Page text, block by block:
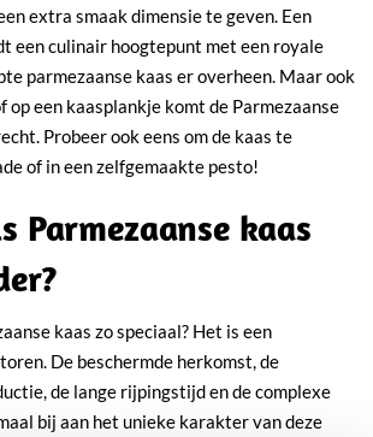
extra smaak dimensie te geven. Een
een culinair hoogtepunt met een royale
parmezaanse kaas er overheen. Maar ook
op een kaasplankje komt de Parmezaanse
Probeer ook eens om de kaas te
of in een zelfgemaakte pesto!
Parmezaanse kaas
kaas zo speciaal? Het is een
De beschermde herkomst, de
de lange rijpingstijd en de complexe
bij aan het unieke karakter van deze